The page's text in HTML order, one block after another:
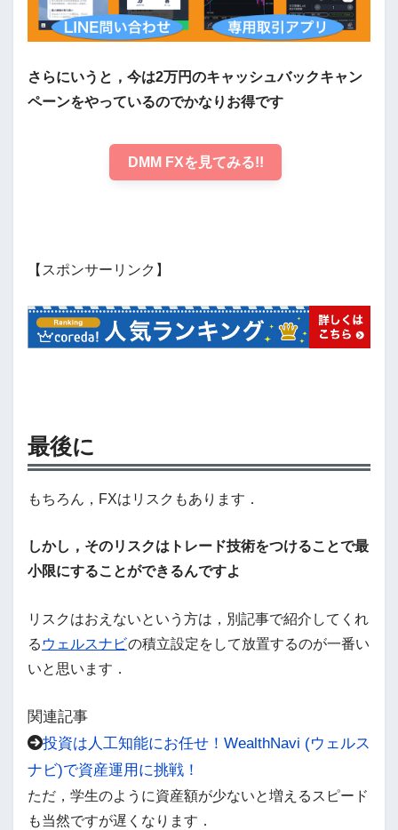
さらにいうと，今は2万円のキャッシュバックキャン
ペーンをやっているのでかなりお得です
DMM FXを見てみる!!
【スポンサーリンク】
最後に
もちろん，FXはリスクもあります．
しかし，そのリスクはトレード技術をつけることで最
小限にすることができるんですよ
リスクはおえないという方は，別記事で紹介してくれ
る ウェルスナビの積立設定をして放置するのが一番い
いと思います．
関連記事
投資は人工知能にお任せ！WealthNavi (ウェルス
ナビ)で資産運用に挑戦！
ただ，学生のように資産額が少ないと増えるスピード
も当然ですが遅くなります．